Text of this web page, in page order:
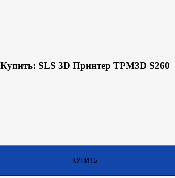
Купить: SLS 3D Принтер TPM3D S260